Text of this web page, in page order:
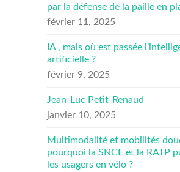
par la défense de la paille en
février 11, 2025
IA , mais où est passée
artificielle ?
février 9, 2025
Jean-Luc Petit-Renaud
janvier 10, 2025
Multimodalité et mobilités
pourquoi la SNCF et la RATP
les usagers en vélo ?